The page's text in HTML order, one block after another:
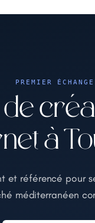
PREMIER ÉCHANGE
à
et référencé pour
méditerranéen